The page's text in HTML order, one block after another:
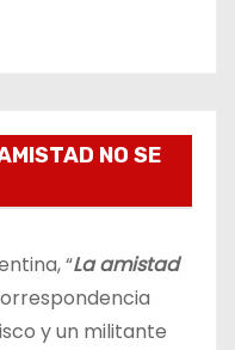
NO SE
“La amistad
y un militante